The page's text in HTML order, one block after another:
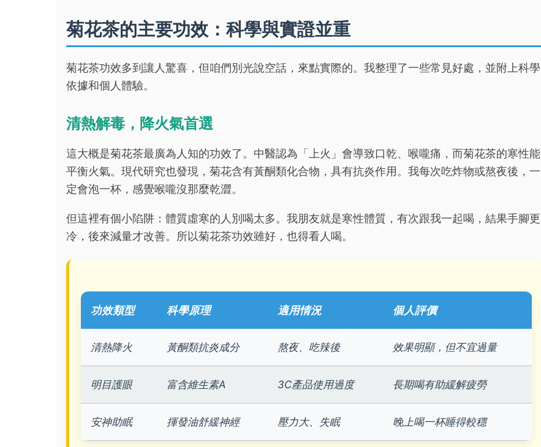
菊花茶的主要功效：科學與實證並重
菊花茶功效多到讓人驚喜，但咱們別光說空話，來點實際的。我整理了一些常見好處，並附上科學
依據和個人體驗。
清熱解毒，降火氣首選
這大概是菊花茶最廣為人知的功效了。中醫認為「上火」會導致口乾、喉嚨痛，而菊花茶的寒性能
平衡火氣。現代研究也發現，菊花含有黃酮類化合物，具有抗炎作用。我每次吃炸物或熬夜後，一
定會泡一杯，感覺喉嚨沒那麼乾澀。
但這裡有個小陷阱：體質虛寒的人別喝太多。我朋友就是寒性體質，有次跟我一起喝，結果手腳更
冷，後來減量才改善。所以菊花茶功效雖好，也得看人喝。
功效類型 科學原理 適用情況 個人評價
清熱降火 黃酮類抗炎成分 熬夜、吃辣後 效果明顯，但不宜過量
明目護眼 富含維生素A 3C產品使用過度 長期喝有助緩解疲勞
安神助眠 揮發油舒緩神經 壓力大、失眠 晚上喝一杯睡得較穩